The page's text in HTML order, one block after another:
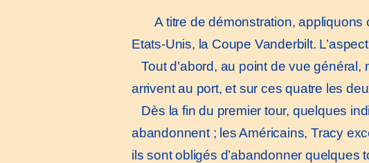
A titre de démonstration,
Etats-Unis, la Coupe Vanderbilt.
Tout d’abord, au point de vue
arrivent au port, et sur ces quatre les
Dès la fin du premier tour, quelques
abandonnent ; les Américains, Tracy
ils sont obligés d’abandonner quelques